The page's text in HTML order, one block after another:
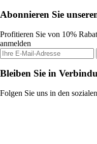
Abonnieren Sie
Profitieren Sie von 10%
anmelden
Bleiben Sie in
Folgen Sie uns in den